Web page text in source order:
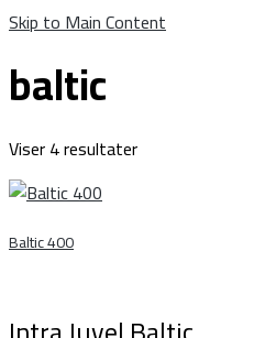
Skip to Main Content
baltic
Viser 4 resultater
Baltic 400